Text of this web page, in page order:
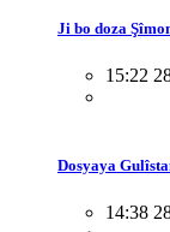
Ji bo doza
15:22
Dosyaya
14:38